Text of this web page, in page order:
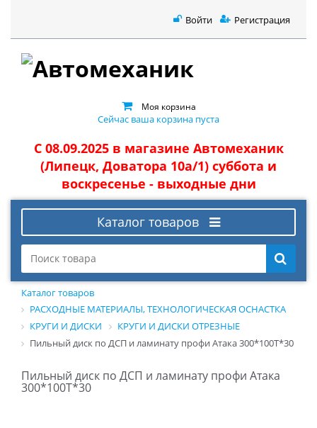
Войти Регистрация
Моя корзина
Сейчас ваша корзина пуста
С 08.09.2025 в магазине Автомеханик
(Липецк, Доватора 10а/1) суббота и
воскресенье - выходные дни
Каталог товаров
Каталог товаров
РАСХОДНЫЕ МАТЕРИАЛЫ, ТЕХНОЛОГИЧЕСКАЯ ОСНАСТКА
КРУГИ И ДИСКИ
КРУГИ И ДИСКИ ОТРЕЗНЫЕ
Пильный диск по ДСП и ламинату профи Атака 300*100T*30
Пильный диск по ДСП и ламинату профи Атака
300*100T*30